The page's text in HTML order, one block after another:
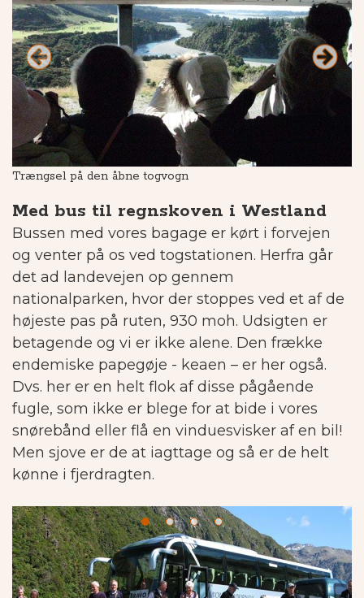
Trængsel på den åbne togvogn
Med bus til regnskoven i Westland
Bussen med vores bagage er kørt i forvejen
og venter på os ved togstationen. Herfra går
det ad landevejen op gennem
nationalparken, hvor der stoppes ved et af de
højeste pas på ruten, 930 moh. Udsigten er
betagende og vi er ikke alene. Den frække
endemiske papegøje - keaen – er her også.
Dvs. her er en helt flok af disse pågående
fugle, som ikke er blege for at bide i vores
snørebånd eller flå en vinduesvisker af en bil!
Men sjove er de at iagttage og så er de helt
kønne i fjerdragten.